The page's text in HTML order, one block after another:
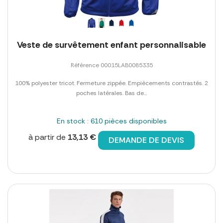
Veste de survêtement enfant personnalisable
Référence 00015LAB0085335
100% polyester tricot. Fermeture zippée. Empiècements contrastés. 2
poches latérales. Bas de...
En stock : 610 pièces disponibles
à partir de 13,13 € DEMANDE DE DEVIS